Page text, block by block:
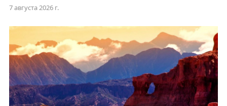
7 августа 2026 г.